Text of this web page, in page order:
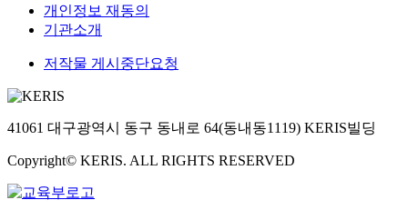
개인정보 재동의
기관소개
저작물 게시중단요청
41061 대구광역시 동구 동내로 64(동내동1119) KERIS빌딩
Copyright© KERIS. ALL RIGHTS RESERVED